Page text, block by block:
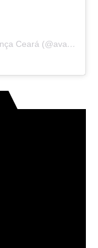
Uma publicação compartilhada por Avança Ceará (@avancaceara)